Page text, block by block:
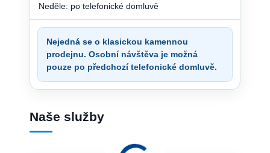
Neděle: po telefonické domluvě
Nejedná se o klasickou kamennou
prodejnu. Osobní návštěva je možná
pouze po předchozí telefonické domluvě.
Naše služby